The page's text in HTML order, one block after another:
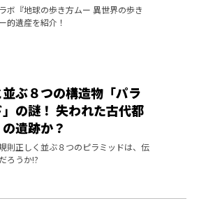
ボ『地球の歩き方ムー 異世界の歩き
的遺産を紹介！
ぶ８つの構造物「パラ
の謎！ 失われた古代都
遺跡か？
則正しく並ぶ８つのピラミッドは、伝
ろうか!?